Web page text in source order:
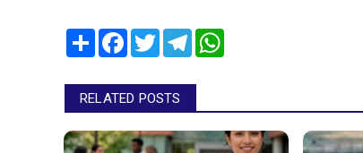
Share Facebook
TwitterTelegram
RELATED POSTS